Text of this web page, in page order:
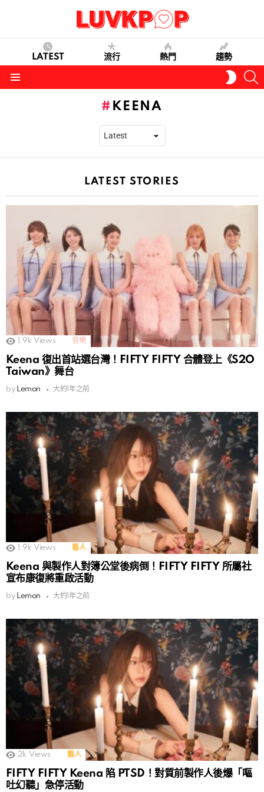
LATEST 流行 熱門 趨勢
SKIN
KEENA
LATEST STORIES
1.9k Views 音樂
Keena 復出首站選台灣！FIFTY FIFTY 合體登上《S2O
Taiwan》舞台
by Lemon 大約1年之前
1.9k Views 藝人
Keena 與製作人對簿公堂後病倒！FIFTY FIFTY 所屬社
宣布康復將重啟活動
by Lemon 大約1年之前
2k Views 藝人
FIFTY FIFTY Keena 陷 PTSD！對質前製作人後爆「嘔
吐幻聽」急停活動